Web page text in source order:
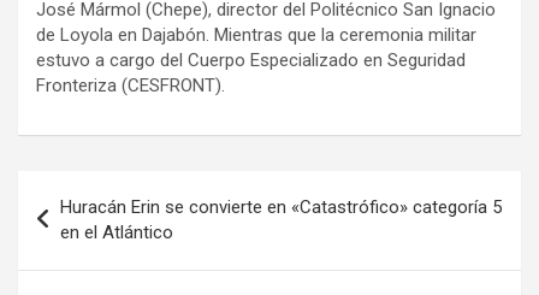
José Mármol (Chepe), director del Politécnico San Ignacio
de Loyola en Dajabón. Mientras que la ceremonia militar
estuvo a cargo del Cuerpo Especializado en Seguridad
Fronteriza (CESFRONT).
Sigue
de
entradas
Huracán Erin se convierte en «Catastrófico» categoría 5
en el Atlántico